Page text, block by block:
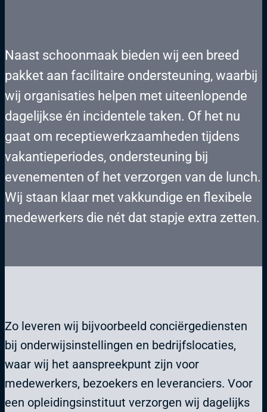
Naast schoonmaak bieden wij een breed
pakket aan facilitaire ondersteuning, waarbij
wij organisaties helpen met uiteenlopende
dagelijkse én incidentele taken. Of het nu
gaat om receptiewerkzaamheden tijdens
vakantieperiodes, ondersteuning bij
evenementen of het verzorgen van de lunch.
Wij staan klaar met vakkundige en flexibele
medewerkers die nét dat stapje extra zetten.
Zo leveren wij bijvoorbeeld conciërgediensten
bij onderwijsinstellingen en bedrijfslocaties,
waar wij het aanspreekpunt zijn voor
medewerkers, bezoekers en leveranciers. Voor
een opleidingsinstituut verzorgen wij dagelijks